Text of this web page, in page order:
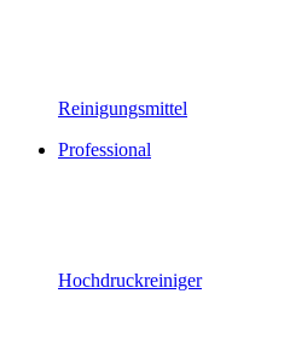
Reinigungsmittel
Professional
Hochdruckreiniger